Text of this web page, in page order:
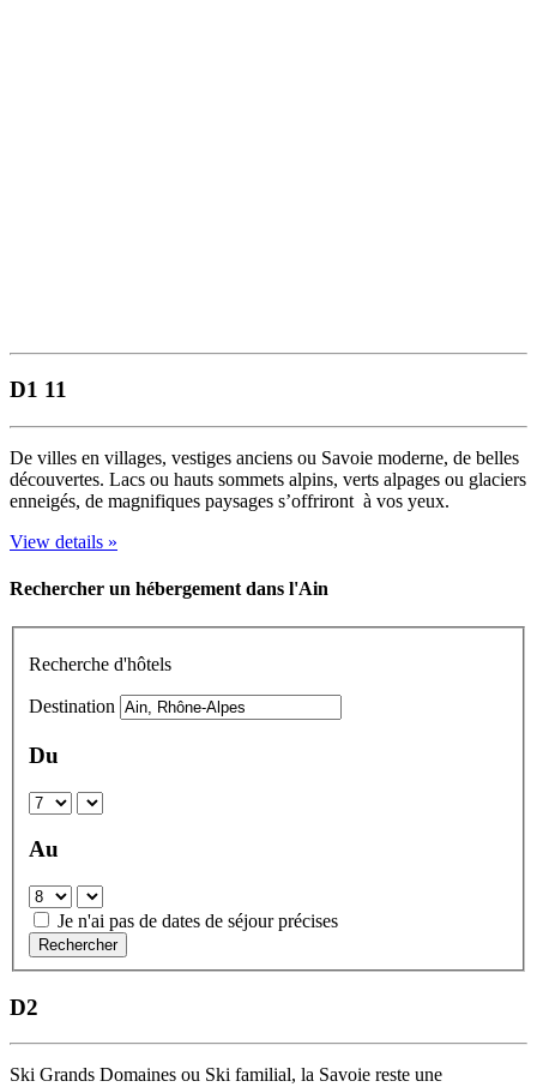
D1 11
De villes en villages, vestiges anciens ou Savoie moderne, de belles
découvertes. Lacs ou hauts sommets alpins, verts alpages ou glaciers
enneigés, de magnifiques paysages s’offriront à vos yeux.
View details »
Rechercher un hébergement dans l'Ain
Recherche d'hôtels
Destination
Du
Au
Je n'ai pas de dates de séjour précises
Rechercher
D2
Ski Grands Domaines ou Ski familial, la Savoie reste une